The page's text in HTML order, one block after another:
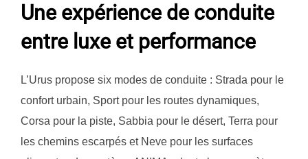
Une expérience de conduite
entre luxe et performance
L’Urus propose six modes de conduite : Strada pour le
confort urbain, Sport pour les routes dynamiques,
Corsa pour la piste, Sabbia pour le désert, Terra pour
les chemins escarpés et Neve pour les surfaces